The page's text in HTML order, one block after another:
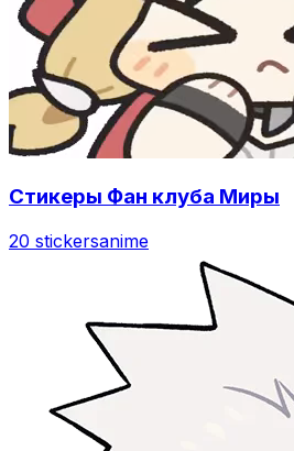
Стикеры Фан клуба Миры
20 stickersanime